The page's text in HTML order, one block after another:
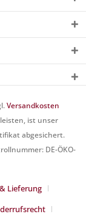
Versandkosten
ist unser
abgesichert.
DE-ÖKO-
Lieferung